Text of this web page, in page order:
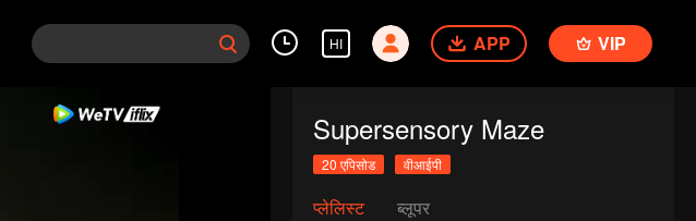
HI APP VIP
Supersensory Maze
20 एपिसोड वीआईपी
प्लेलिस्ट ब्लूपर